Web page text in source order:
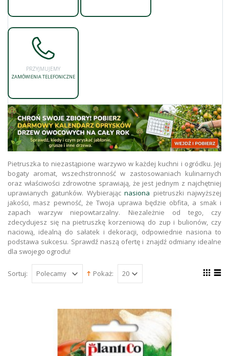
PRZYJMUJEMY
ZAMÓWIENIA TELEFONICZNE
Pietruszka to niezastąpione warzywo w każdej kuchni i ogródku. Jej
bogaty aromat, wszechstronność w zastosowaniach kulinarnych
oraz właściwości zdrowotne sprawiają, że jest jednym z najchętniej
uprawianych gatunków. Wybierającnasiona pietruszki najwyższej
jakości, masz pewność, że Twoja uprawa będzie obfita, a smak i
zapach warzyw niepowtarzalny. Niezależnie od tego, czy
zdecydujesz się na pietruszkę korzeniową do zup i bulionów, czy
naciową, idealną do sałatek i dekoracji, odpowiednie nasiona to
podstawa sukcesu. Sprawdź naszą ofertę i znajdź odmiany idealne
dla swojego ogrodu!
Sortuj: Pokaż: